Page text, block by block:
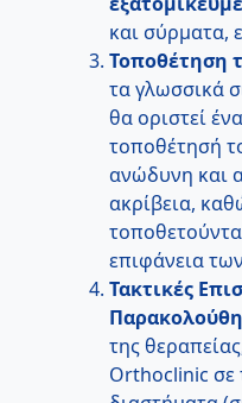
και σύρματα,
Τοποθέτηση
τα γλωσσικά
θα οριστεί
τοποθέτησή
ανώδυνη και
ακρίβεια,
επιφάνεια
Τακτικές
της
Orthoclinic σε